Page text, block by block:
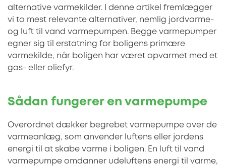
alternative varmekilder. I denne artikel fremlægger
vi to mest relevante alternativer, nemlig jordvarme-
og luft til vand varmepumpen. Begge varmepumper
egner sig til erstatning for boligens primære
varmekilde, når boligen har været opvarmet med et
gas- eller oliefyr.
Sådan fungerer en varmepumpe
Overordnet dækker begrebet varmepumpe over de
varmeanlæg, som anvender luftens eller jordens
energi til at skabe varme i boligen. En luft til vand
varmepumpe omdanner udeluftens energi til varme,